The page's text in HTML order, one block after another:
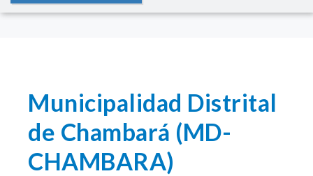
Municipalidad Distrital
de Chambará (MD-
CHAMBARA)